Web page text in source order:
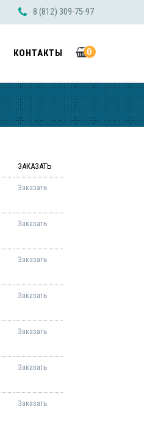
8 (812) 309-75-97
КОНТАКТЫ 0
ЗАКАЗАТЬ
Заказать
Заказать
Заказать
Заказать
Заказать
Заказать
Заказать